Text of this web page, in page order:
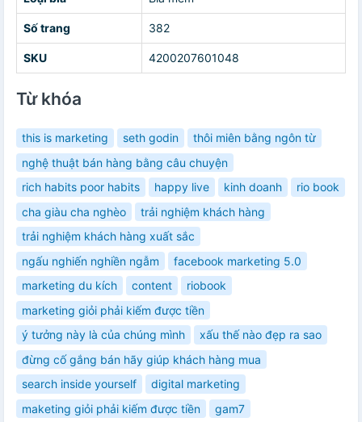
Số trang 382
SKU 4200207601048
Từ khóa
this is marketing seth godin
thôi miên bằng ngôn từ
nghệ thuật bán hàng bằng câu chuyện
rich habits poor habits
happy live kinh doanh
rio book
cha giàu cha nghèo
trải nghiệm khách hàng
trải nghiệm khách hàng xuất sắc
ngấu nghiến nghiền ngẫm
facebook marketing 5.0
marketing du kích
content
riobook
marketing giỏi phải kiếm được tiền
ý tưởng này là của chúng mình
xấu thế nào đẹp ra sao
đừng cố gắng bán hãy giúp khách hàng mua
search inside yourself
digital marketing
maketing giỏi phải kiếm được tiền
gam7